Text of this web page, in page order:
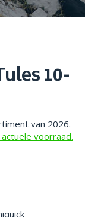
10-
van 2026.
voorraad.